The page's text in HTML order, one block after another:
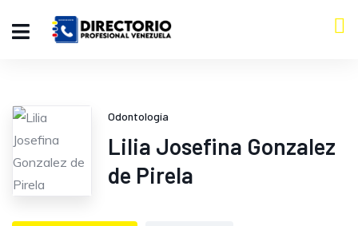
Odontología
Lilia Josefina Gonzalez
de Pirela